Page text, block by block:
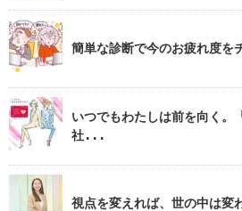
簡単な診断で今のお疲れ度を
いつでもわたしは前を向く。
社...
視点を変えれば、世の中は